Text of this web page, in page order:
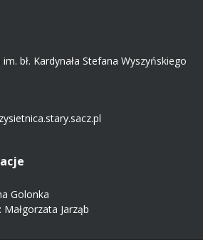
bł. Kardynała Stefana Wyszyńskiego
Golonka
Jarząb